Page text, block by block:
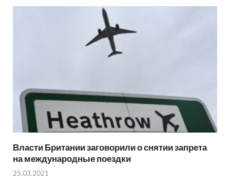
Власти Британии заговорили о снятии запрета
на международные поездки
25.03.2021